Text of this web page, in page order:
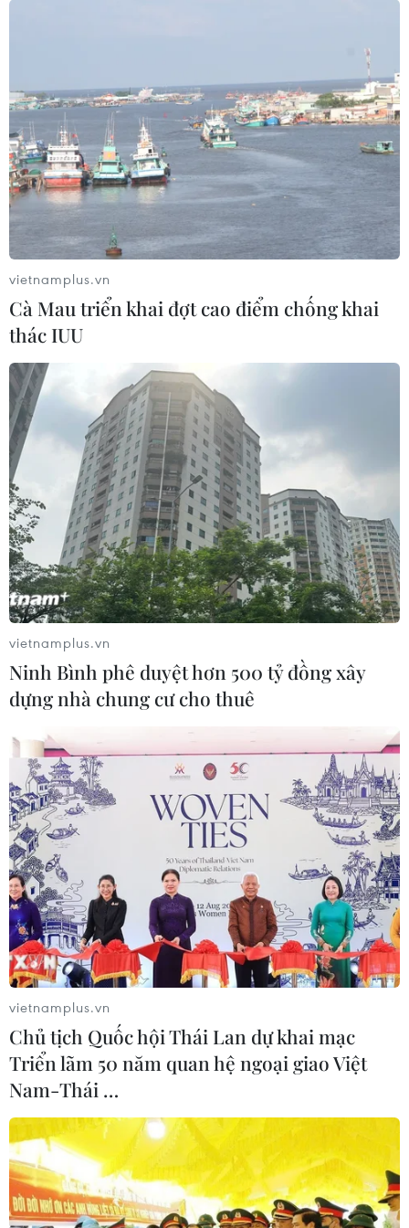
TIN CÙNG CHUYÊN MỤC
Mỹ điều tra sự cố hàng không liên
quan đến trực thăng chở Tổng thống
Trump
06/08/2026 04:38
vietnamplus.vn
Cà Mau triển khai đợt cao điểm chống khai
thác IUU
vietnamplus.vn
Ninh Bình phê duyệt hơn 500 tỷ đồng xây
dựng nhà chung cư cho thuê
vietnamplus.vn
Chủ tịch Quốc hội Thái Lan dự khai mạc
Triển lãm 50 năm quan hệ ngoại giao Việt
Nam-Thái …